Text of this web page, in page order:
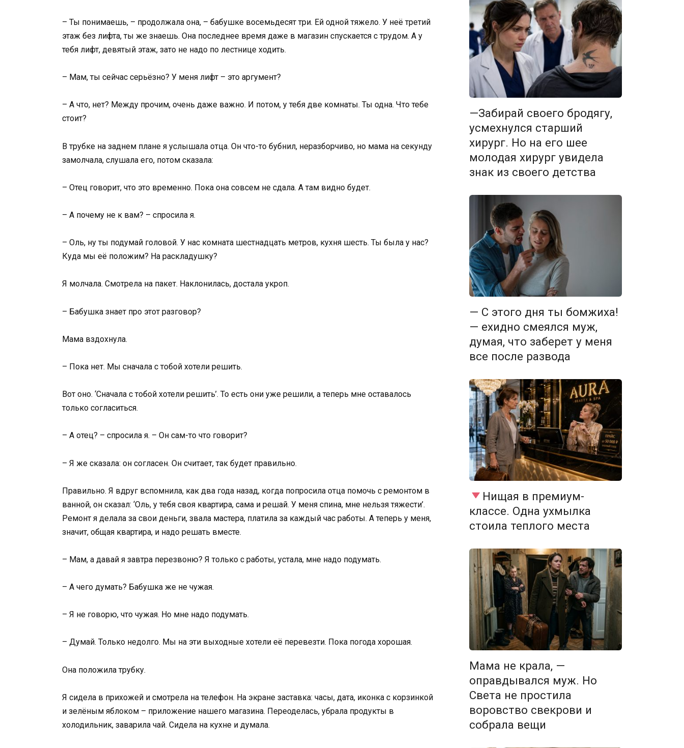
– Ты понимаешь, – продолжала она, – бабушке восемьдесят три. Ей одной тяжело. У неё третий
этаж без лифта, ты же знаешь. Она последнее время даже в магазин спускается с трудом. А у
тебя лифт, девятый этаж, зато не надо по лестнице ходить.
– Мам, ты сейчас серьёзно? У меня лифт – это аргумент?
– А что, нет? Между прочим, очень даже важно. И потом, у тебя две комнаты. Ты одна. Что тебе
стоит?
В трубке на заднем плане я услышала отца. Он что-то бубнил, неразборчиво, но мама на секунду
замолчала, слушала его, потом сказала:
– Отец говорит, что это временно. Пока она совсем не сдала. А там видно будет.
– А почему не к вам? – спросила я.
– Оль, ну ты подумай головой. У нас комната шестнадцать метров, кухня шесть. Ты была у нас?
Куда мы её положим? На раскладушку?
Я молчала. Смотрела на пакет. Наклонилась, достала укроп.
– Бабушка знает про этот разговор?
Мама вздохнула.
– Пока нет. Мы сначала с тобой хотели решить.
Вот оно. ‘Сначала с тобой хотели решить’. То есть они уже решили, а теперь мне оставалось
только согласиться.
– А отец? – спросила я. – Он сам-то что говорит?
– Я же сказала: он согласен. Он считает, так будет правильно.
Правильно. Я вдруг вспомнила, как два года назад, когда попросила отца помочь с ремонтом в
ванной, он сказал: ‘Оль, у тебя своя квартира, сама и решай. У меня спина, мне нельзя тяжести’.
Ремонт я делала за свои деньги, звала мастера, платила за каждый час работы. А теперь у меня,
значит, общая квартира, и надо решать вместе.
– Мам, а давай я завтра перезвоню? Я только с работы, устала, мне надо подумать.
– А чего думать? Бабушка же не чужая.
– Я не говорю, что чужая. Но мне надо подумать.
– Думай. Только недолго. Мы на эти выходные хотели её перевезти. Пока погода хорошая.
Она положила трубку.
Я сидела в прихожей и смотрела на телефон. На экране заставка: часы, дата, иконка с корзинкой
и зелёным яблоком – приложение нашего магазина. Переоделась, убрала продукты в
холодильник, заварила чай. Сидела на кухне и думала.
—Забирай своего бродягу,
усмехнулся старший
хирург. Но на его шее
молодая хирург увидела
знак из своего детства
— С этого дня ты бомжиха!
— ехидно смеялся муж,
думая, что заберет у меня
все после развода
Нищая в премиум-
классе. Одна ухмылка
стоила теплого места
Мама не крала, —
оправдывался муж. Но
Света не простила
воровство свекрови и
собрала вещи